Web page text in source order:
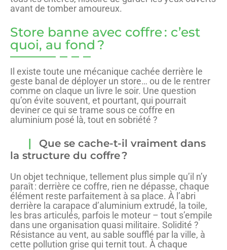
avant de tomber amoureux.
Store banne avec coffre : c’est
quoi, au fond ?
Il existe toute une mécanique cachée derrière le
geste banal de déployer un store… ou de le rentrer
comme on claque un livre le soir. Une question
qu’on évite souvent, et pourtant, qui pourrait
deviner ce qui se trame sous ce coffre en
aluminium posé là, tout en sobriété ?
Que se cache-t-il vraiment dans
la structure du coffre ?
Un objet technique, tellement plus simple qu’il n’y
paraît : derrière ce coffre, rien ne dépasse, chaque
élément reste parfaitement à sa place. À l’abri
derrière la carapace d’aluminium extrudé, la toile,
les bras articulés, parfois le moteur – tout s’empile
dans une organisation quasi militaire. Solidité ?
Résistance au vent, au sable soufflé par la ville, à
cette pollution grise qui ternit tout. À chaque